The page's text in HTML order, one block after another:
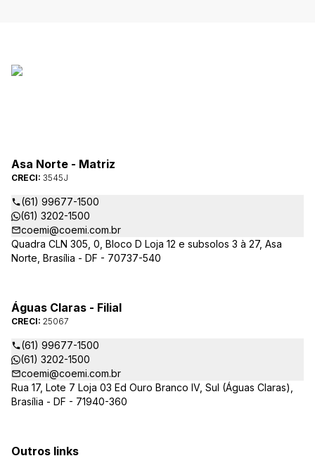
Asa Norte - Matriz
CRECI: 3545J
(61) 99677-1500
(61) 3202-1500
coemi@coemi.com.br
Quadra CLN 305, 0, Bloco D Loja 12 e subsolos 3 à 27, Asa
Norte, Brasília - DF - 70737-540
Águas Claras - Filial
CRECI: 25067
(61) 99677-1500
(61) 3202-1500
coemi@coemi.com.br
Rua 17, Lote 7 Loja 03 Ed Ouro Branco IV, Sul (Águas Claras),
Brasília - DF - 71940-360
Outros links